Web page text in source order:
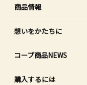
商品情報
想いをかたちに
コープ商品NEWS
購入するには